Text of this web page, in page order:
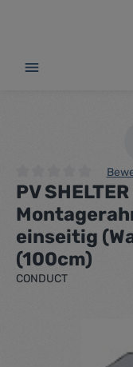
Durchschnittliche
PV
einseitig
(100cm)
CONDUCT